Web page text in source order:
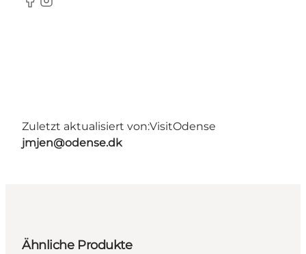
Facebook
Instagram
Zuletzt aktualisiert von:VisitOdense
jmjen@odense.dk
Ähnliche Produkte